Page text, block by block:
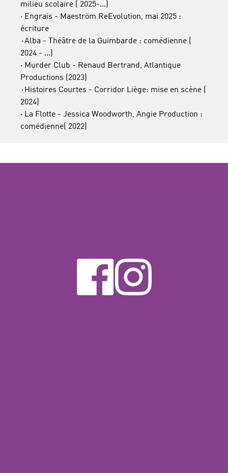
milieu scolaire ( 2025-...)
· Engrais - Maeström ReEvolution, mai 2025 :
écriture
⋅Alba - Théâtre de la Guimbarde : comédienne (
2024 - ...)
· Murder Club - Renaud Bertrand, Atlantique
Productions (2023)
⋅Histoires Courtes - Corridor Liège: mise en scène (
2024)
· La Flotte - Jessica Woodworth, Angie Production :
comédienne( 2022)